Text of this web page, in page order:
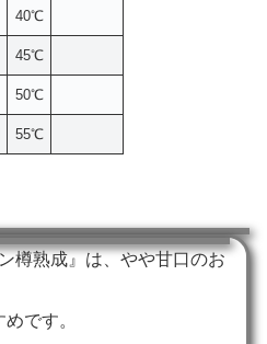
40℃
45℃
50℃
55℃
樽熟成』は、やや甘口のお
です。